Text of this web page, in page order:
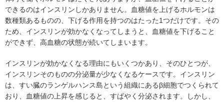
できるのはインスリンしかありません。血糖値を上げるホルモンは
数種類あるものの、下げる作用を持つのはたった1つだけです。その
ため、インスリンが効かなくなってしまうと、血糖値を下げること
ができず、高血糖の状態が続いてしまいます。
インスリンが効かなくなる理由にもいくつかあり、そのひとつが、
インスリンそのものの分泌量が少なくなるケースです。インスリン
は、すい臓のランゲルハンス島という組織にあるβ細胞でつくられて
おり、血糖値の上昇を感じると、すばやく分泌されます。しかし、